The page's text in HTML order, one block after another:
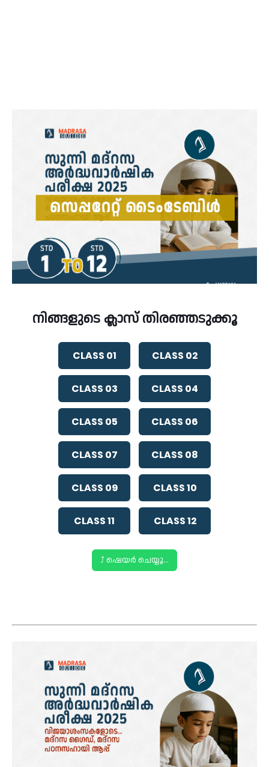
നിങ്ങളുടെ ക്ലാസ് തിരഞ്ഞടുക്കൂ
CLASS 01 CLASS 02
CLASS 03 CLASS 04
CLASS 05 CLASS 06
CLASS 07 CLASS 08
CLASS 09 CLASS 10
CLASS 11 CLASS 12
⤴️ ഷെയർ ചെയ്യൂ...